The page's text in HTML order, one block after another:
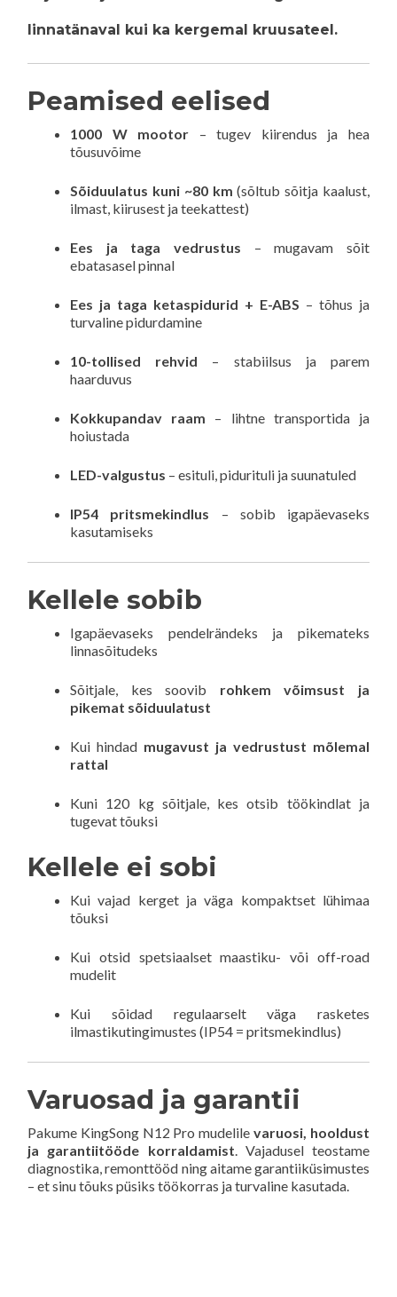
linnatänaval kui ka kergemal kruusateel.
Peamised eelised
1000 W mootor – tugev kiirendus ja hea
tõusuvõime
Sõiduulatus kuni ~80 km (sõltub sõitja kaalust,
ilmast, kiirusest ja teekattest)
Ees ja taga vedrustus – mugavam sõit
ebatasasel pinnal
Ees ja taga ketaspidurid + E-ABS – tõhus ja
turvaline pidurdamine
10-tollised rehvid – stabiilsus ja parem
haarduvus
Kokkupandav raam – lihtne transportida ja
hoiustada
LED-valgustus – esituli, pidurituli ja suunatuled
IP54 pritsmekindlus – sobib igapäevaseks
kasutamiseks
Kellele sobib
Igapäevaseks pendelrändeks ja pikemateks
linnasõitudeks
Sõitjale, kes soovib rohkem võimsust ja
pikemat sõiduulatust
Kui hindad mugavust ja vedrustust mõlemal
rattal
Kuni 120 kg sõitjale, kes otsib töökindlat ja
tugevat tõuksi
Kellele ei sobi
Kui vajad kerget ja väga kompaktset lühimaa
tõuksi
Kui otsid spetsiaalset maastiku- või off-road
mudelit
Kui sõidad regulaarselt väga rasketes
ilmastikutingimustes (IP54 = pritsmekindlus)
Varuosad ja garantii
Pakume KingSong N12 Pro mudelilevaruosi, hooldust
ja garantiitööde korraldamist. Vajadusel teostame
diagnostika, remonttööd ning aitame garantiiküsimustes
– et sinu tõuks püsiks töökorras ja turvaline kasutada.